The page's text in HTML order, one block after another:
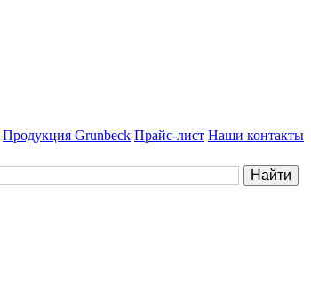
Продукция Grunbeck Прайс-лист Наши контакты